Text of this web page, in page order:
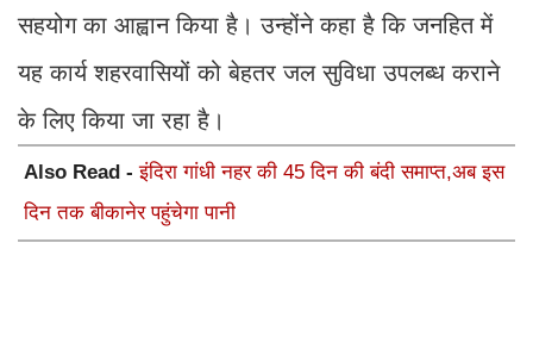
सहयोग का आह्वान किया है। उन्होंने कहा है कि जनहित में
यह कार्य शहरवासियों को बेहतर जल सुविधा उपलब्ध कराने
के लिए किया जा रहा है।
Also Read -इंदिरा गांधी नहर की 45 दिन की बंदी समाप्त,अब इस
दिन तक बीकानेर पहुंचेगा पानी